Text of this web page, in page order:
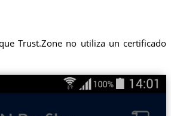
Trust.Zone no utiliza un certificado